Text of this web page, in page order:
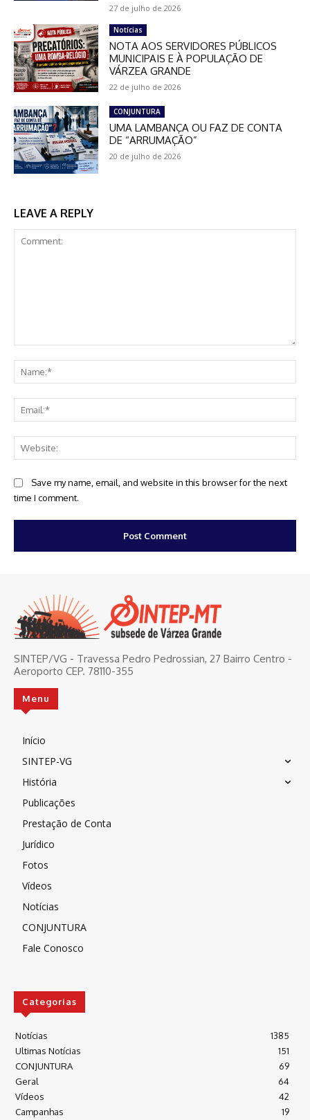
27 de julho de 2026
Notícias
NOTA AOS SERVIDORES PÚBLICOS
MUNICIPAIS E À POPULAÇÃO DE
VÁRZEA GRANDE
22 de julho de 2026
CONJUNTURA
UMA LAMBANÇA OU FAZ DE CONTA
DE “ARRUMAÇÃO”
20 de julho de 2026
LEAVE A REPLY
Save my name, email, and website in this browser for the next
time I comment.
SINTEP/VG - Travessa Pedro Pedrossian, 27 Bairro Centro -
Aeroporto CEP. 78110-355
Menu
Início
SINTEP-VG
História
Publicações
Prestação de Conta
Jurídico
Fotos
Vídeos
Notícias
CONJUNTURA
Fale Conosco
Categorias
Notícias
1385
Ultimas Notícias
151
CONJUNTURA
69
Geral
64
Vídeos
42
Campanhas
19